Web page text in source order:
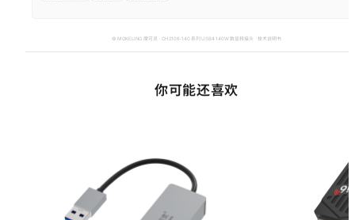
你可能还喜欢